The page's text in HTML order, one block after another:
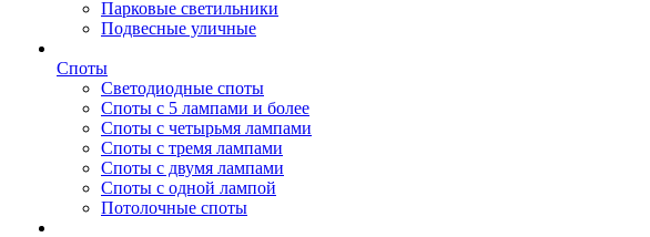
Парковые светильники
Подвесные уличные
Споты
Светодиодные споты
Споты с 5 лампами и более
Споты с четырьмя лампами
Споты с тремя лампами
Споты с двумя лампами
Споты с одной лампой
Потолочные споты